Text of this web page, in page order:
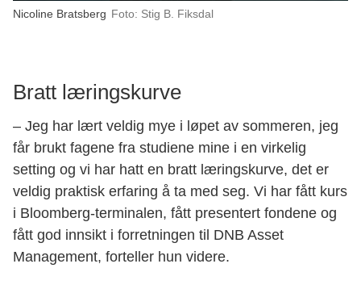
Nicoline Bratsberg Foto: Stig B. Fiksdal
Bratt læringskurve
– Jeg har lært veldig mye i løpet av sommeren, jeg
får brukt fagene fra studiene mine i en virkelig
setting og vi har hatt en bratt læringskurve, det er
veldig praktisk erfaring å ta med seg. Vi har fått kurs
i Bloomberg-terminalen, fått presentert fondene og
fått god innsikt i forretningen til DNB Asset
Management, forteller hun videre.